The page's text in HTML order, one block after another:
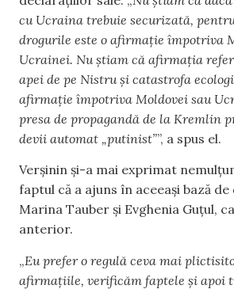
cu Ucraina trebuie securizată,
drogurile este o afirmație împotriva
Ucrainei. Nu știam că afirmația
apei de pe Nistru și catastrofa
afirmație împotriva Moldovei sau
presa de propagandă de la Kremlin
devii automat „putinist””, a spus el.
Verșinin și-a mai exprimat
faptul că a ajuns în aceeași bază
Marina Tauber și Evghenia Guțul,
anterior.
„Eu prefer o regulă ceva mai
afirmațiile, verificăm faptele și apoi